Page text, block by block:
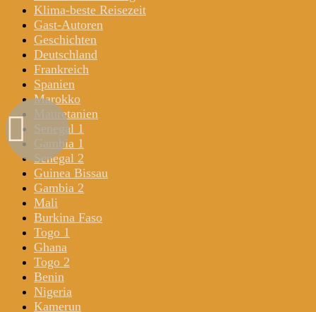
Klima-beste Reisezeit
Gast-Autoren
Geschichten
Deutschland
Frankreich
Spanien
Marokko
Mauretanien
Senegal 1
Gambia 1
Senegal 2
Guinea Bissau
Gambia 2
Mali
Burkina Faso
Togo 1
Ghana
Togo 2
Benin
Nigeria
Kamerun